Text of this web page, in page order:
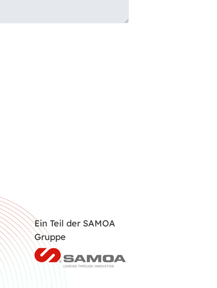
Ein Teil der SAMOA
Gruppe